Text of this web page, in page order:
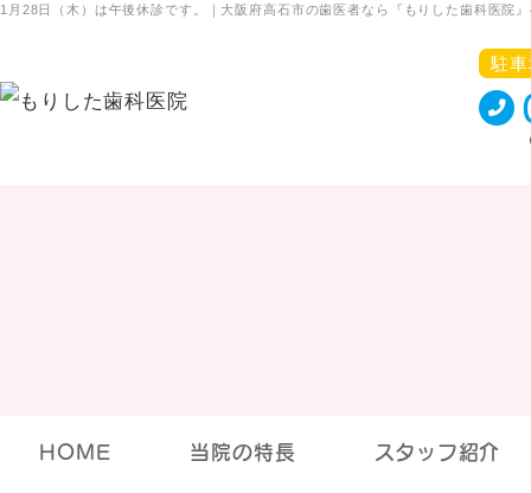
1月28日（木）は午後休診です。｜大阪府高石市の歯医者なら『もりした歯科医院
駐
HOME 当院の特長 スタッフ紹介